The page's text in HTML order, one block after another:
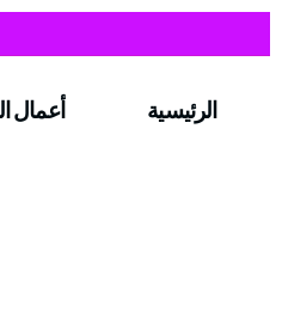
الرئيسية أعمال